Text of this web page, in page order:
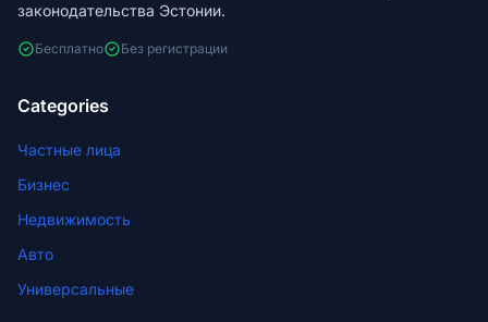
законодательства Эстонии.
Бесплатно Без регистрации
Categories
Частные лица
Бизнес
Недвижимость
Авто
Универсальные